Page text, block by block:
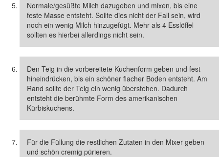
Normale/gesüßte Milch dazugeben und mixen, bis eine
feste Masse entsteht. Sollte dies nicht der Fall sein, wird
noch ein wenig Milch hinzugefügt. Mehr als 4 Esslöffel
sollten es hierbei allerdings nicht sein.
Den Teig in die vorbereitete Kuchenform geben und fest
hineindrücken, bis ein schöner flacher Boden entsteht. Am
Rand sollte der Teig ein wenig überstehen. Dadurch
entsteht die berühmte Form des amerikanischen
Kürbiskuchens.
Für die Füllung die restlichen Zutaten in den Mixer geben
und schön cremig pürieren.